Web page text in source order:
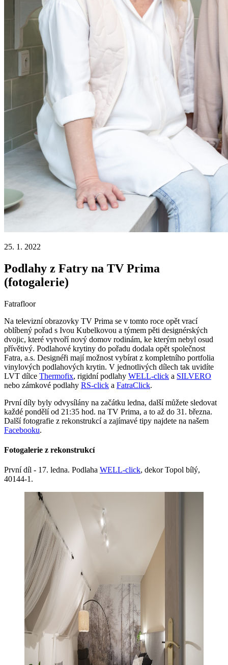
25. 1. 2022
Podlahy z Fatry na TV Prima
(fotogalerie)
Fatrafloor
Na televizní obrazovky TV Prima se v tomto roce opět vrací
oblíbený pořad s Ivou Kubelkovou a týmem pěti designérských
dvojic, které vytvoří nový domov rodinám, ke kterým nebyl osud
přívětivý. Podlahové krytiny do pořadu dodala opět společnost
Fatra, a.s. Designéři mají možnost vybírat z kompletního portfolia
vinylových podlahových krytin. V jednotlivých dílech tak uvidíte
LVT dílce Thermofix, rigidní podlahy WELL-click a SILVERO
nebo zámkové podlahy RS-click a FatraClick.
První díly byly odvysílány na začátku ledna, další můžete sledovat
každé pondělí od 21:35 hod. na TV Prima, a to až do 31. března.
Další fotografie z rekonstrukcí a zajímavé tipy najdete na našem
Facebooku.
Fotogalerie z rekonstrukcí
První díl - 17. ledna. Podlaha WELL-click, dekor Topol bílý,
40144-1.